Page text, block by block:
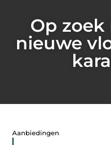
Op zoek
nieuwe
Aanbiedingen